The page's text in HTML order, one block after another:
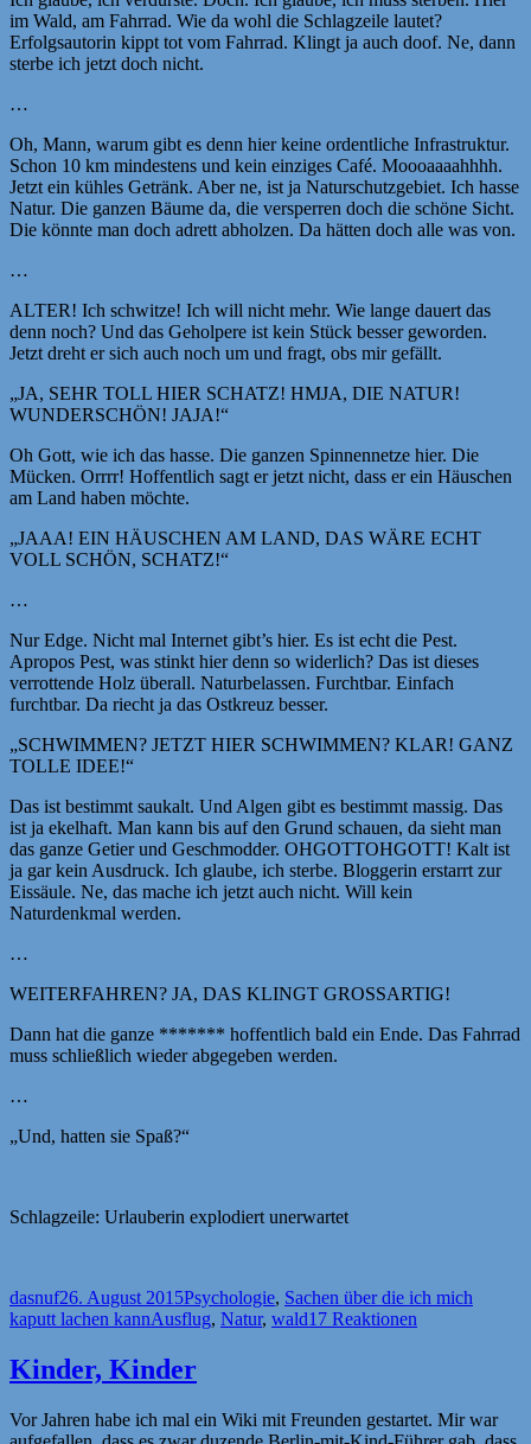
im Wald, am Fahrrad. Wie da wohl die Schlagzeile lautet?
Erfolgsautorin kippt tot vom Fahrrad. Klingt ja auch doof. Ne, dann
sterbe ich jetzt doch nicht.
…
Oh, Mann, warum gibt es denn hier keine ordentliche Infrastruktur.
Schon 10 km mindestens und kein einziges Café. Moooaaaahhhh.
Jetzt ein kühles Getränk. Aber ne, ist ja Naturschutzgebiet. Ich hasse
Natur. Die ganzen Bäume da, die versperren doch die schöne Sicht.
Die könnte man doch adrett abholzen. Da hätten doch alle was von.
…
ALTER! Ich schwitze! Ich will nicht mehr. Wie lange dauert das
denn noch? Und das Geholpere ist kein Stück besser geworden.
Jetzt dreht er sich auch noch um und fragt, obs mir gefällt.
„JA, SEHR TOLL HIER SCHATZ! HMJA, DIE NATUR!
WUNDERSCHÖN! JAJA!“
Oh Gott, wie ich das hasse. Die ganzen Spinnennetze hier. Die
Mücken. Orrrr! Hoffentlich sagt er jetzt nicht, dass er ein Häuschen
am Land haben möchte.
„JAAA! EIN HÄUSCHEN AM LAND, DAS WÄRE ECHT
VOLL SCHÖN, SCHATZ!“
…
Nur Edge. Nicht mal Internet gibt’s hier. Es ist echt die Pest.
Apropos Pest, was stinkt hier denn so widerlich? Das ist dieses
verrottende Holz überall. Naturbelassen. Furchtbar. Einfach
furchtbar. Da riecht ja das Ostkreuz besser.
„SCHWIMMEN? JETZT HIER SCHWIMMEN? KLAR! GANZ
TOLLE IDEE!“
Das ist bestimmt saukalt. Und Algen gibt es bestimmt massig. Das
ist ja ekelhaft. Man kann bis auf den Grund schauen, da sieht man
das ganze Getier und Geschmodder. OHGOTTOHGOTT! Kalt ist
ja gar kein Ausdruck. Ich glaube, ich sterbe. Bloggerin erstarrt zur
Eissäule. Ne, das mache ich jetzt auch nicht. Will kein
Naturdenkmal werden.
…
WEITERFAHREN? JA, DAS KLINGT GROSSARTIG!
Dann hat die ganze ******* hoffentlich bald ein Ende. Das Fahrrad
muss schließlich wieder abgegeben werden.
…
„Und, hatten sie Spaß?“
Schlagzeile: Urlauberin explodiert unerwartet
Autor
dasnufVeröffentlicht
am
26. August 2015Kategorien
Psychologie, Sachen über die ich mich
kaputt lachen kannSchlagwörter
Ausflug, Natur, wald17 Reaktionen
Kinder, Kinder
Vor Jahren habe ich mal ein Wiki mit Freunden gestartet. Mir war